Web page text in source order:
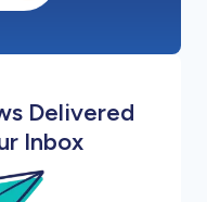
Delivered
Inbox